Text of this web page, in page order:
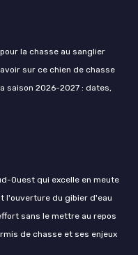
la chasse au sanglier
sur ce chien de chasse
saison 2026-2027 : dates,
Ouest qui excelle en meute
l'ouverture du gibier d'eau
sans le mettre au repos
de chasse et ses enjeux